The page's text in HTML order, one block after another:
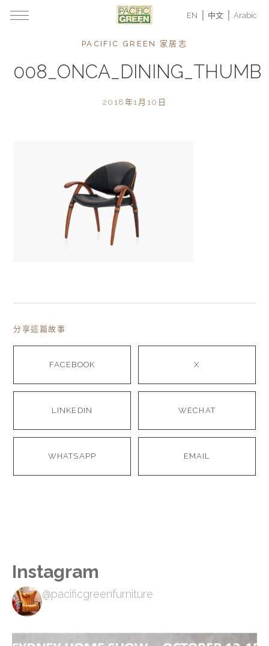
EN 中文 Arabic
PACIFIC GREEN 家居志
008_ONCA_DINING_THUMB
2018年1月10日
分享這篇故事
FACEBOOK X
LINKEDIN WECHAT
WHATSAPP EMAIL
Instagram
@pacificgreenfurniture